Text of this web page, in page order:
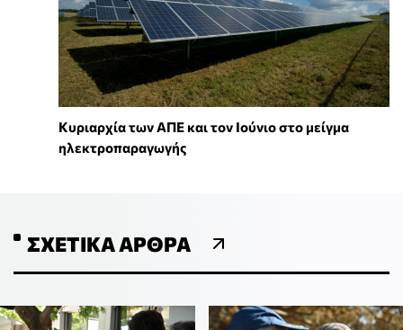
Κυριαρχία των ΑΠΕ και τον Ιούνιο στο μείγμα
ηλεκτροπαραγωγής
ΣΧΕΤΙΚΆ ΆΡΘΡΑ